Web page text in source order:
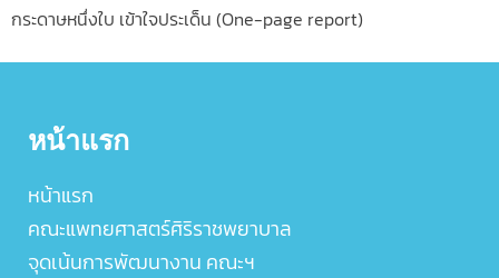
กระดาษหนึ่งใบ เข้าใจประเด็น (One-page report)
หน้าแรก
หน้าแรก
คณะแพทยศาสตร์ศิริราชพยาบาล
จุดเน้นการพัฒนางาน คณะฯ